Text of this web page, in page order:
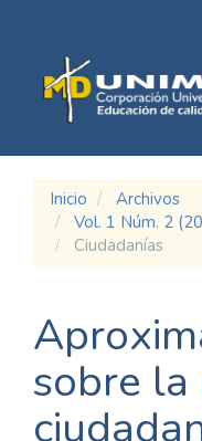
Contenido
principal
Barra
lateral
Inicio
Archivos
Vol. 1 Núm. 2
Ciudadanías
sobre la